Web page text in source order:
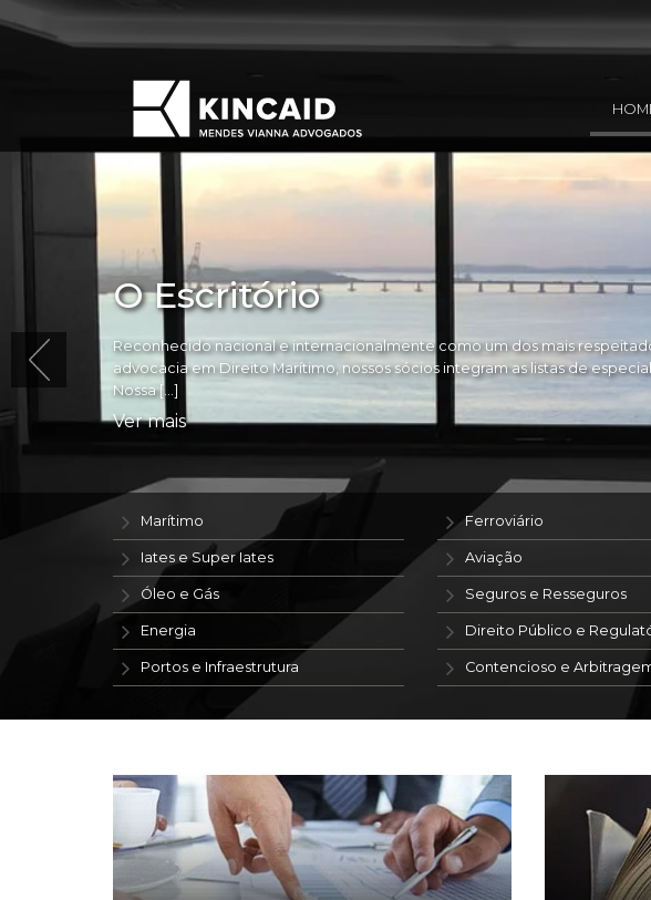
O Escritório
Reconhecido nacional e internacionalmente como um dos mais
advocacia em Direito Marítimo, nossos sócios integram as listas de
Nossa […]
Ver mais
Marítimo
Iates e Super Iates
Óleo e Gás
Energia
Portos e Infraestrutura
Ferroviário
Aviação
Seguros e Resseguros
Direito Público e
Contencioso e